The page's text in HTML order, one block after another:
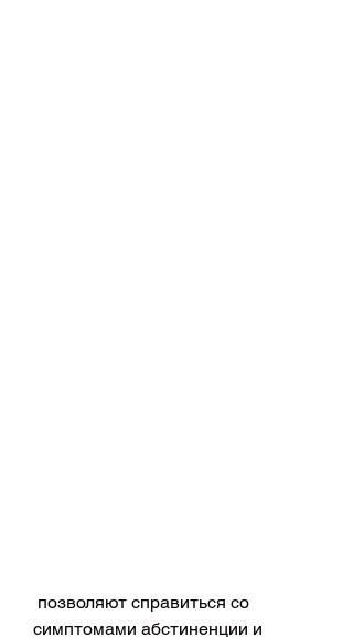
симптомами абстиненции и